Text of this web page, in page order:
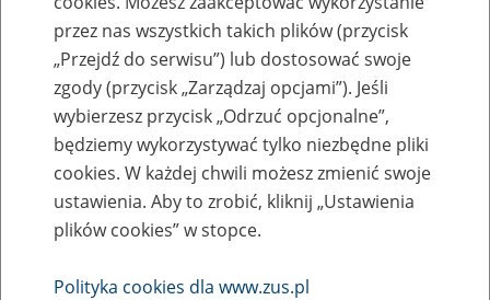
Zaproś ZUS do siebie - zakładanie profili
eZUS w siedzibie Twojej firmy
Rodzaj wydarzenia
przez nas wszystkich takich plików (przycisk
„Przejdź do serwisu”) lub dostosować swoje
zgody (przycisk „Zarządzaj opcjami”). Jeśli
wybierzesz przycisk „Odrzuć opcjonalne”,
będziemy wykorzystywać tylko niezbędne pliki
cookies. W każdej chwili możesz zmienić swoje
ustawienia. Aby to zrobić, kliknij „Ustawienia
plików cookies” w stopce.
Polityka cookies dla www.zus.pl